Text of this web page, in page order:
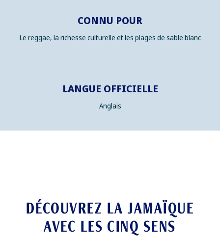
CONNU POUR
Le reggae, la richesse culturelle et les plages de sable blanc
LANGUE OFFICIELLE
Anglais
DÉCOUVREZ LA JAMAÏQUE
AVEC LES CINQ SENS